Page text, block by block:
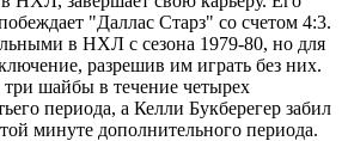
"Даллас Старз" со счетом 4:3.
в НХЛ с сезона 1979-80, но для
разрешив им играть без них.
шайбы в течение четырех
периода, а Келли Букберегер забил
минуте дополнительного периода.